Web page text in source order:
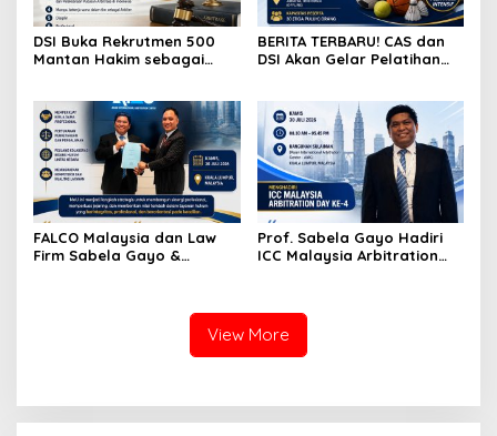
DSI Buka Rekrutmen 500
Mantan Hakim sebagai
Indonesia
BERITA TERBARU! CAS dan
DSI Akan Gelar Pelatihan
di Jakarta
FALCO Malaysia dan Law
Firm Sabela Gayo &
Prof. Sabela Gayo Hadiri
ICC Malaysia Arbitration
View More